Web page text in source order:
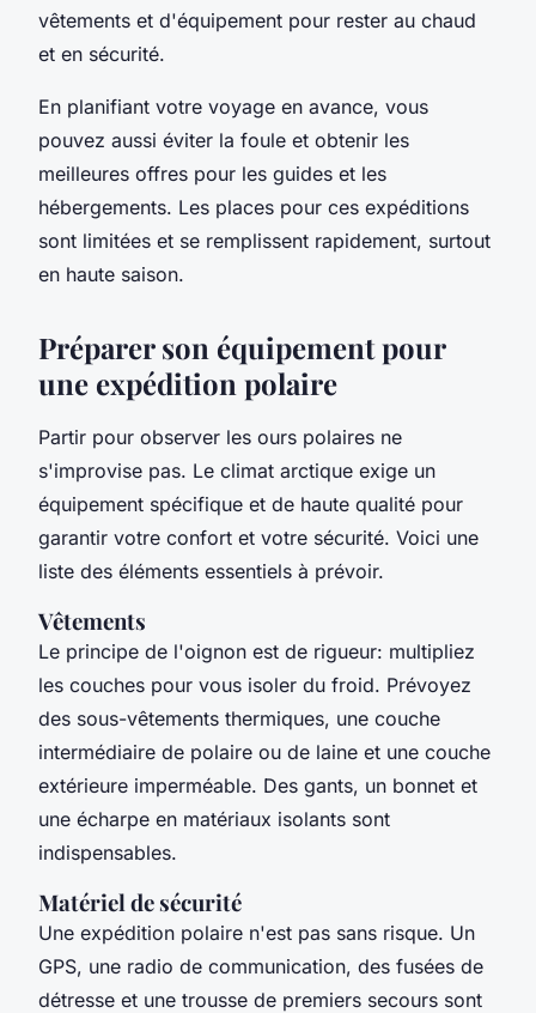
vêtements et d'équipement pour rester au chaud
et en sécurité.
En planifiant votre voyage en avance, vous
pouvez aussi éviter la foule et obtenir les
meilleures offres pour les guides et les
hébergements. Les places pour ces expéditions
sont limitées et se remplissent rapidement, surtout
en haute saison.
Préparer son équipement pour
une expédition polaire
Partir pour observer les ours polaires ne
s'improvise pas. Le climat arctique exige un
équipement spécifique et de haute qualité pour
garantir votre confort et votre sécurité. Voici une
liste des éléments essentiels à prévoir.
Vêtements
Le principe de l'oignon est de rigueur: multipliez
les couches pour vous isoler du froid. Prévoyez
des sous-vêtements thermiques, une couche
intermédiaire de polaire ou de laine et une couche
extérieure imperméable. Des gants, un bonnet et
une écharpe en matériaux isolants sont
indispensables.
Matériel de sécurité
Une expédition polaire n'est pas sans risque. Un
GPS, une radio de communication, des fusées de
détresse et une trousse de premiers secours sont